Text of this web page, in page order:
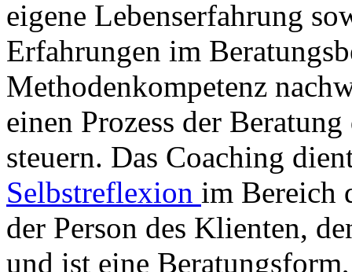
eigene Lebenserfahrung
Erfahrungen im
Methodenkompetenz
einen Prozess der
steuern. Das Coaching
Selbstreflexion im Bereich
der Person des Klienten,
und ist eine